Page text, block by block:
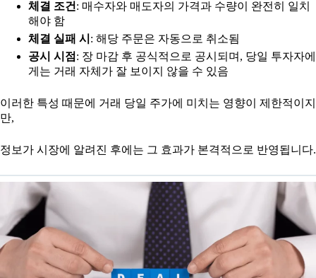
체결 조건 : 매수자와 매도자의 가격과 수량이 완전히 일치
해야 함
체결 실패 시 : 해당 주문은 자동으로 취소됨
공시 시점 : 장 마감 후 공식적으로 공시되며, 당일 투자자에
게는 거래 자체가 잘 보이지 않을 수 있음
이러한 특성 때문에 거래 당일 주가에 미치는 영향이 제한적이지
만,
정보가 시장에 알려진 후에는 그 효과가 본격적으로 반영됩니다.